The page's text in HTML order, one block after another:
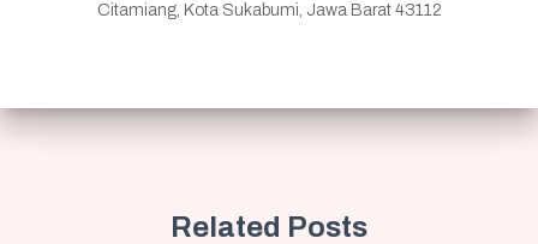
Citamiang, Kota Sukabumi, Jawa Barat 43112
Related Posts